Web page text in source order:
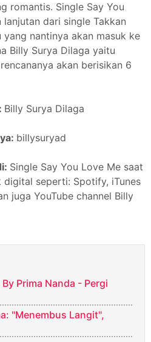
romantis. Single Say You
dari single Takkan
nantinya akan masuk ke
Billy Surya Dilaga yaitu
akan berisikan 6
Billy Surya Dilaga
billysuryad
Single Say You Love Me saat
seperti: Spotify, iTunes
juga YouTube channel Billy
Prima Nanda - Pergi
"Menembus Langit",